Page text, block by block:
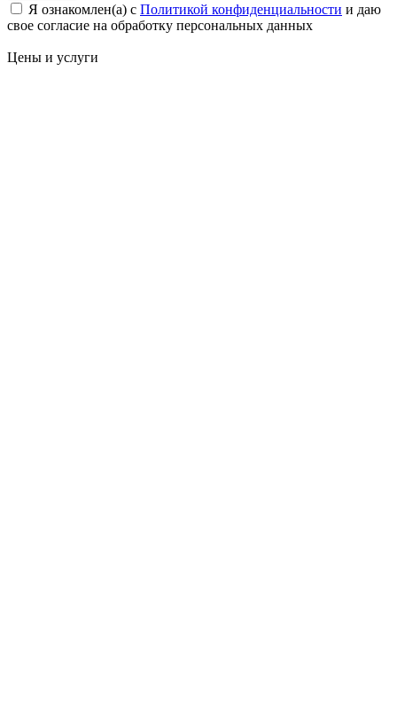
Я ознакомлен(а) с Политикой конфиденциальности и даю
свое cогласие на обработку персональных данных
Цены и услуги